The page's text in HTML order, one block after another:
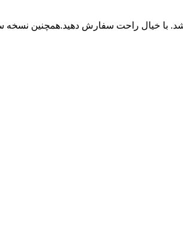
با خیال راحت سفارش دهید.همچنین